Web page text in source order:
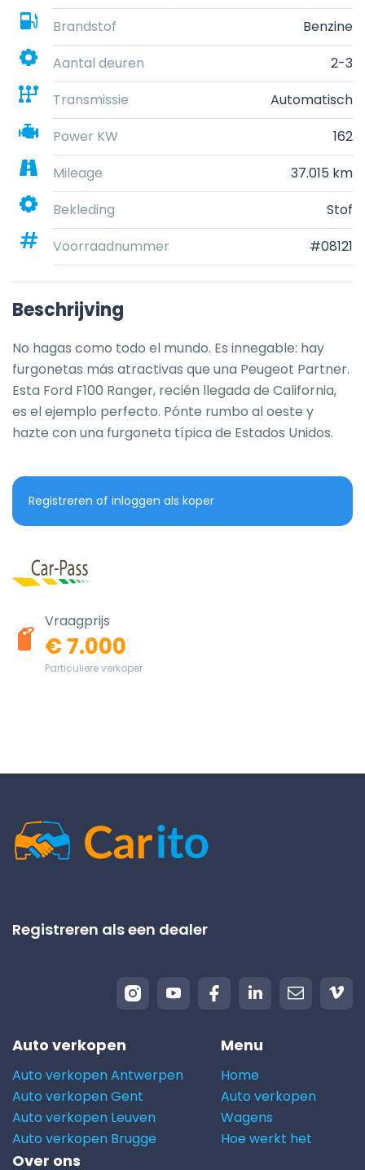
Brandstof
Benzine
Aantal deuren
2-3
Transmissie
Automatisch
Power KW
162
Mileage
37.015 km
Bekleding
Stof
Voorraadnummer
#08121
Beschrijving
No hagas como todo el mundo. Es innegable: hay
furgonetas más atractivas que una Peugeot Partner.
Esta Ford F100 Ranger, recién llegada de California,
es el ejemplo perfecto. Pónte rumbo al oeste y
hazte con una furgoneta típica de Estados Unidos.
Registreren of inloggen als koper
Vraagprijs
€ 7.000
Particuliere verkoper
Registreren als een dealer
Auto verkopen
Auto verkopen Antwerpen
Auto verkopen Gent
Auto verkopen Leuven
Auto verkopen Brugge
Menu
Home
Auto verkopen
Wagens
Hoe werkt het
Over ons